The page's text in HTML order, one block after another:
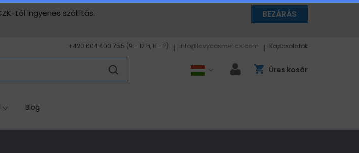
tól ingyenes szállítás.
BEZÁRÁS
+420 604 400 755 (9 - 17 h, H - P) info@lavycosmetics.com Kapcsolatok
Üres kosár
Blog